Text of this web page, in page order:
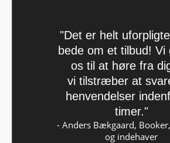
"Det er helt
bede om et tilbud!
os til at høre fra
vi tilstræber at
henvendelser
timer."
- Anders Bækgaard,
og indehaver